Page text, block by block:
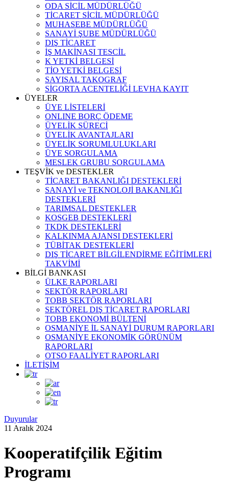
ODA SİCİL MÜDÜRLÜĞÜ
TİCARET SİCİL MÜDÜRLÜĞÜ
MUHASEBE MÜDÜRLÜĞÜ
SANAYİ ŞUBE MÜDÜRLÜĞÜ
DIŞ TİCARET
İŞ MAKİNASI TESCİL
K YETKİ BELGESİ
TİO YETKİ BELGESİ
SAYISAL TAKOGRAF
SİGORTA ACENTELİĞİ LEVHA KAYIT
ÜYELER
ÜYE LİSTELERİ
ONLINE BORÇ ÖDEME
ÜYELİK SÜRECİ
ÜYELİK AVANTAJLARI
ÜYELİK SORUMLULUKLARI
ÜYE SORGULAMA
MESLEK GRUBU SORGULAMA
TEŞVİK ve DESTEKLER
TİCARET BAKANLIĞI DESTEKLERİ
SANAYİ ve TEKNOLOJİ BAKANLIĞI
DESTEKLERİ
TARIMSAL DESTEKLER
KOSGEB DESTEKLERİ
TKDK DESTEKLERİ
KALKINMA AJANSI DESTEKLERİ
TÜBİTAK DESTEKLERİ
DIŞ TİCARET BİLGİLENDİRME EĞİTİMLERİ
TAKVİMİ
BİLGİ BANKASI
ÜLKE RAPORLARI
SEKTÖR RAPORLARI
TOBB SEKTÖR RAPORLARI
SEKTÖREL DIŞ TİCARET RAPORLARI
TOBB EKONOMİ BÜLTENİ
OSMANİYE İL SANAYİ DURUM RAPORLARI
OSMANİYE EKONOMİK GÖRÜNÜM
RAPORLARI
OTSO FAALİYET RAPORLARI
İLETİŞİM
Duyurular
11 Aralık 2024
Kooperatifçilik Eğitim
Programı